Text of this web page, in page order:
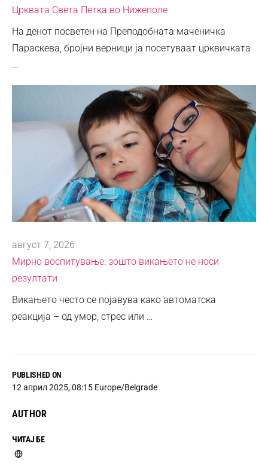
PUBLISHED ON
12 април 2025, 08:15 Europe/Belgrade
AUTHOR
ЧИТАЈ БЕ
Црквата Света Петка во Нижеполе
На денот посветен на Преподобната маченичка
Параскева, бројни верници ја посетуваат црквичката
…
август 7, 2026
Мирно воспитување: зошто викањето не носи
резултати
Викањето често се појавува како автоматска
реакција – од умор, стрес или …